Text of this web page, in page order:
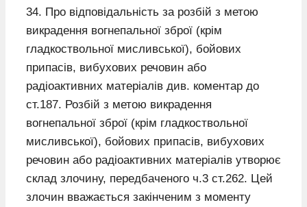
34. Про відповідальність за розбій з метою
викрадення вогнепальної зброї (крім
гладкоствольної мисливської), бойових
припасів, вибухових речовин або
радіоактивних матеріалів див. коментар до
ст.187. Розбій з метою викрадення
вогнепальної зброї (крім гладкоствольної
мисливської), бойових припасів, вибухових
речовин або радіоактивних матеріалів утворює
склад злочину, передбаченого ч.3 ст.262. Цей
злочин вважається закінченим з моменту